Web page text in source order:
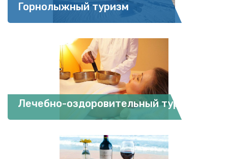
Горнолыжный туризм
Лечебно-оздоровительный туризм